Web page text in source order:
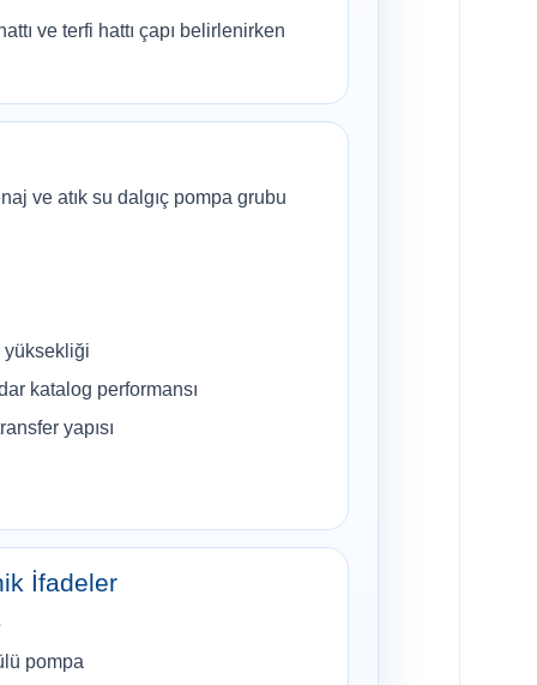
ve terfi hattı çapı belirlenirken
ve atık su dalgıç pompa grubu
yüksekliği
katalog performansı
yapısı
İfadeler
pompa